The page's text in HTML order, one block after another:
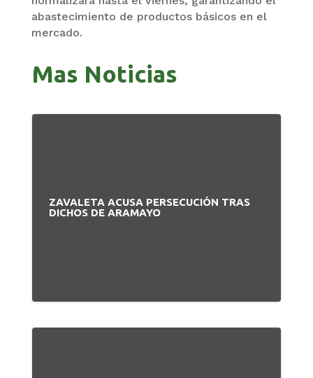
abastecimiento de productos básicos en el
mercado.
Mas Noticias
ZAVALETA ACUSA PERSECUCIÓN TRAS
DICHOS DE ARAMAYO